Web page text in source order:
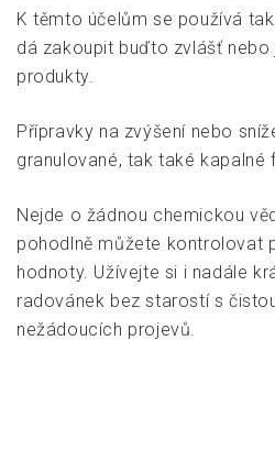
K těmto účelům se používá
dá zakoupit buďto zvlášť nebo
produkty.
Přípravky na zvýšení nebo
granulované, tak také kapalné
Nejde o žádnou chemickou
pohodlně můžete kontrolovat
hodnoty. Užívejte si i nadále
radovánek bez starostí s
nežádoucích projevů.